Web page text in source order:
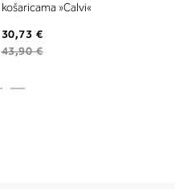
košaricama »Calvi«
30,73 €
43,90 €